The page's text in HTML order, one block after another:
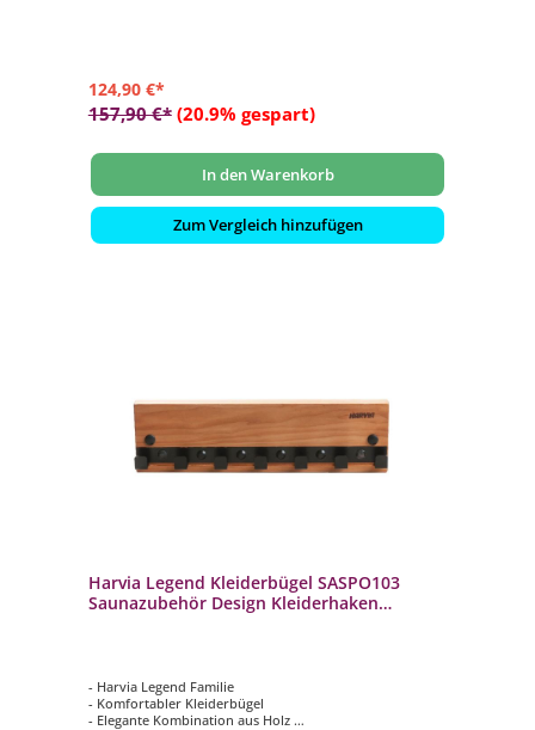
124,90 €*
157,90 €* (20.9% gespart)
In den Warenkorb
Zum Vergleich hinzufügen
Harvia Legend Kleiderbügel SASPO103
Saunazubehör Design Kleiderhaken
- Harvia Legend Familie
- Komfortabler Kleiderbügel
- Elegante Kombination aus Holz